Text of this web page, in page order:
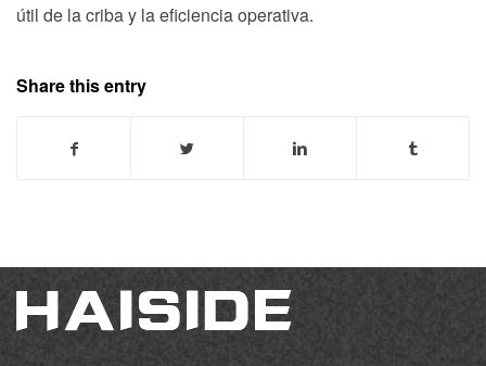
útil de la criba y la eficiencia operativa.
Share this entry